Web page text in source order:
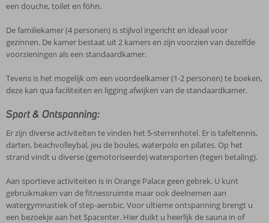
een douche, toilet en föhn.
De familiekamer (4 personen) is stijlvol ingericht en ideaal voor
gezinnen. De kamer bestaat uit 2 kamers en zijn voorzien van dezelfde
voorzieningen als een standaardkamer.
Tevens is het mogelijk om een voordeelkamer (1-2 personen) te boeken,
deze kan qua faciliteiten en ligging afwijken van de standaardkamer.
Sport & Ontspanning:
Er zijn diverse activiteiten te vinden het 5-sterrenhotel. Er is tafeltennis,
darten, beachvolleybal, jeu de boules, waterpolo en pilates. Op het
strand vindt u diverse (gemotoriseerde) watersporten (tegen betaling).
Aan sportieve activiteiten is in Orange Palace geen gebrek. U kunt
gebruikmaken van de fitnessruimte maar ook deelnemen aan
watergymnastiek of step-aerobic. Voor ultieme ontspanning brengt u
een bezoekje aan het Spacenter. Hier duikt u heerlijk de sauna in of